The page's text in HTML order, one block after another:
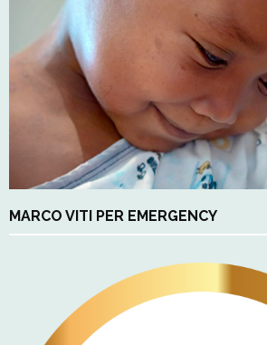
MARCO VITI PER EMERGENCY